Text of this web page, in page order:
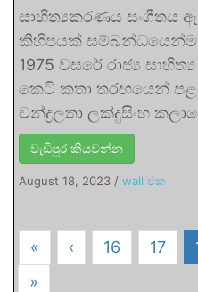
සාහිත්‍යකරණය සංගීත‍ය
කිහිපයක් සම්බන්ධයෙන්ම
1975 වසරේ රාජ්‍ය
කෙටි කතා තරඟයෙන්
චන්ද්‍රලතා ලක්දුසිංහ
වැඩිපුර කියවන්න
August 18, 2023 / wall එක
« ‹ 16 17
»